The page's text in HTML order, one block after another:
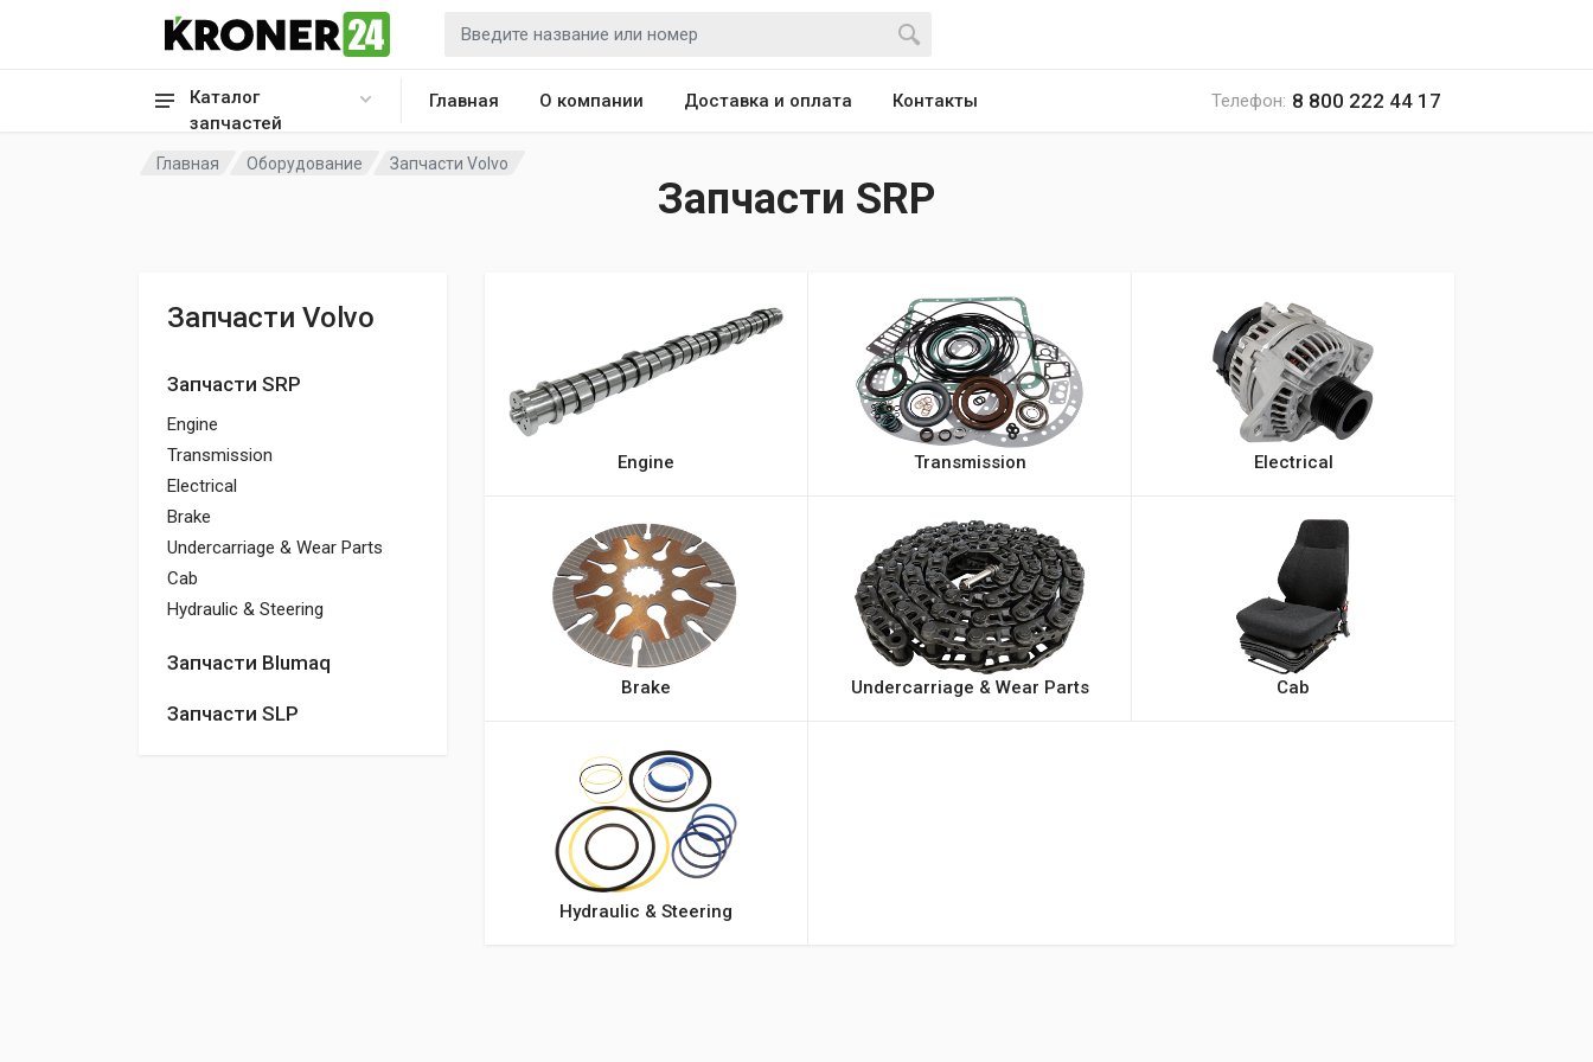
Каталог
запчастей
Главная О компании Доставка и оплата Контакты Телефон: 8 800 222 44 17
Главная Оборудование Запчасти Volvo
Запчасти SRP
Запчасти Volvo
Запчасти SRP
Engine
Transmission
Electrical
Brake
Undercarriage & Wear Parts
Cab
Hydraulic & Steering
Запчасти Blumaq
Запчасти SLP
Engine Transmission Electrical
Brake Undercarriage & Wear Parts Cab
Hydraulic & Steering